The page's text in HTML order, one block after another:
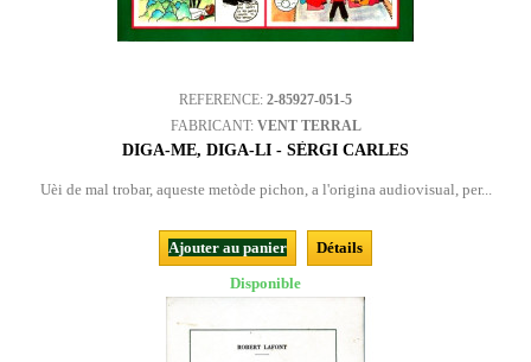
REFERENCE: 2-85927-051-5
FABRICANT: VENT TERRAL
DIGA-ME, DIGA-LI - SÈRGI CARLES
Uèi de mal trobar, aqueste metòde pichon, a l'origina audiovisual, per...
Ajouter au panier
Détails
Disponible